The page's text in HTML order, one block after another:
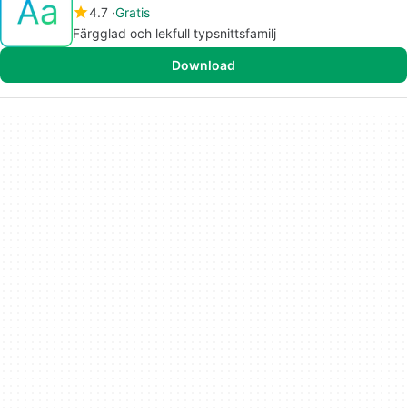
4.7 Gratis
Färgglad och lekfull typsnittsfamilj
Download